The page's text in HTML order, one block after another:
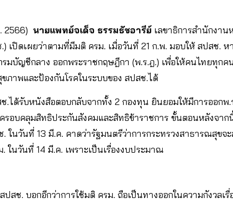
2566) นายแพทย์จเด็จ ธรรมธัชอารีย์ เลขาธิการสำนักงา
เปิดเผยว่าตามที่มีมติ ครม. เมื่อวันที่ 21 ก.พ. มอบให้ สปสช.
รมบัญชีกลาง ออกพระราชกฤษฎีกา (พ.ร.ฎ.) เพื่อให้คนไทยทุก
ขภาพและป้องกันโรคในระบบของ สปสช.ได้
.ได้รับหนังสือตอบกลับจากทั้ง 2 กองทุน ยินยอมให้มีการออกพ.
รอบคลุมสิทธิประกันสังคมและสิทธิข้าราชการ ขั้นตอนหลังจาก
ในวันที่ 13 มี.ค. คาดว่ารัฐมนตรีว่าการกระทรวงสาธารณสุขจ
ในวันที่ 14 มี.ค. เพราะเป็นเรื่องงบประมาณ
ปสช. บอกอีกว่าการใช้มติ ครม. ถือเป็นทางออกในความกังวลเ